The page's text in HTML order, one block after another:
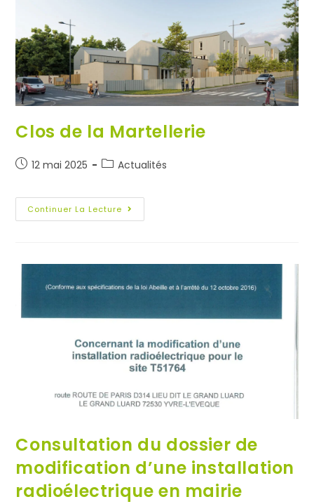
Clos de la Martellerie
12 mai 2025 Actualités
Continuer La Lecture
Consultation du dossier de
modification d’une installation
radioélectrique en mairie